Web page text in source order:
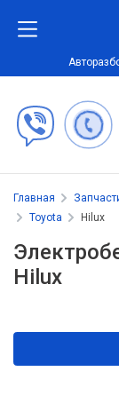
Главная
Toyota
Hilux
Hilux